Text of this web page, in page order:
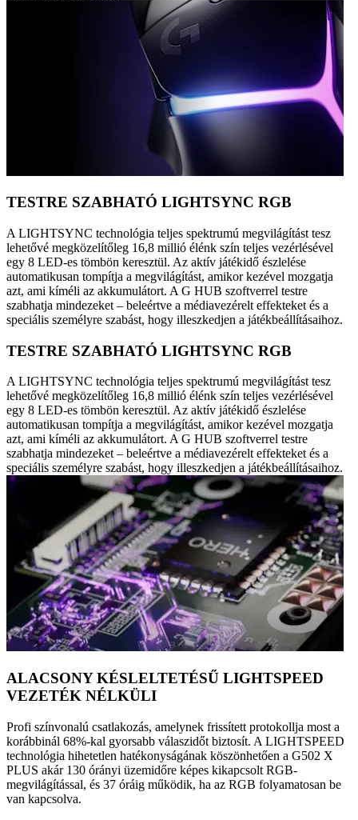
TESTRE SZABHATÓ LIGHTSYNC RGB
A LIGHTSYNC technológia teljes spektrumú megvilágítást tesz
lehetővé megközelítőleg 16,8 millió élénk szín teljes vezérlésével
egy 8 LED-es tömbön keresztül. Az aktív játékidő észlelése
automatikusan tompítja a megvilágítást, amikor kezével mozgatja
azt, ami kíméli az akkumulátort. A G HUB szoftverrel testre
szabhatja mindezeket – beleértve a médiavezérelt effekteket és a
speciális személyre szabást, hogy illeszkedjen a játékbeállításaihoz.
TESTRE SZABHATÓ LIGHTSYNC RGB
A LIGHTSYNC technológia teljes spektrumú megvilágítást tesz
lehetővé megközelítőleg 16,8 millió élénk szín teljes vezérlésével
egy 8 LED-es tömbön keresztül. Az aktív játékidő észlelése
automatikusan tompítja a megvilágítást, amikor kezével mozgatja
azt, ami kíméli az akkumulátort. A G HUB szoftverrel testre
szabhatja mindezeket – beleértve a médiavezérelt effekteket és a
speciális személyre szabást, hogy illeszkedjen a játékbeállításaihoz.
ALACSONY KÉSLELTETÉSŰ LIGHTSPEED
VEZETÉK NÉLKÜLI
Profi színvonalú csatlakozás, amelynek frissített protokollja most a
korábbinál 68%-kal gyorsabb válaszidőt biztosít. A LIGHTSPEED
technológia hihetetlen hatékonyságának köszönhetően a G502 X
PLUS akár 130 órányi üzemidőre képes kikapcsolt RGB-
megvilágítással, és 37 óráig működik, ha az RGB folyamatosan be
van kapcsolva.